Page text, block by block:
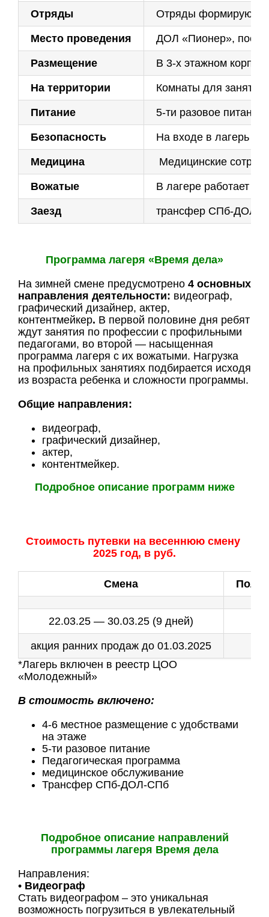
Отряды Отряды формируются
Место проведения ДОЛ «Пионер», пос.
Размещение В 3-х этажном
На территории Комнаты для
Питание 5-ти разовое
Безопасность На входе в лагерь
Медицина Медицинские
Вожатые В лагере работает
Заезд трансфер СПб-ДОЛ-
Программа лагеря «Время дела»
На зимней смене предусмотрено 4 основных
направления деятельности: видеограф,
графический дизайнер, актер,
контентмейкер. В первой половине дня ребят
ждут занятия по профессии с профильными
педагогами, во второй — насыщенная
программа лагеря с их вожатыми. Нагрузка
на профильных занятиях подбирается исходя
из возраста ребенка и сложности программы.
Общие направления:
видеограф,
графический дизайнер,
актер,
контентмейкер.
Подробное описание программ ниже
Стоимость путевки на весеннюю смену
2025 год, в руб.
Смена
22.03.25 — 30.03.25 (9 дней)
акция ранних продаж до 01.03.2025
*Лагерь включен в реестр ЦОО
«Молодежный»
В стоимость включено:
4-6 местное размещение с удобствами
на этаже
5-ти разовое питание
Педагогическая программа
медицинское обслуживание
Трансфер СПб-ДОЛ-СПб
Подробное описание направлений
программы лагеря Время дела
Направления:
• Видеограф
Стать видеографом – это уникальная
возможность погрузиться в увлекательный